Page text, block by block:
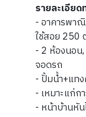
รายละเอีย
- อาคารพา
ใช้สอย 250
- 2 ห้องนอน
จอดรถ
- ปั้มน้ำ+แท
- เหมาะแก่
- หน้าบ้านหั